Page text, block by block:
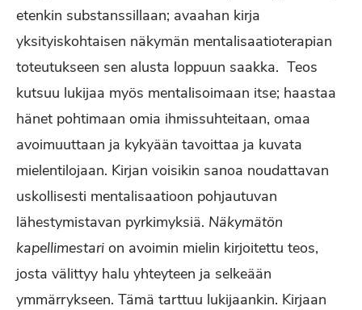
etenkin substanssillaan; avaahan kirja
yksityiskohtaisen näkymän mentalisaatioterapian
toteutukseen sen alusta loppuun saakka. Teos
kutsuu lukijaa myös mentalisoimaan itse; haastaa
hänet pohtimaan omia ihmissuhteitaan, omaa
avoimuuttaan ja kykyään tavoittaa ja kuvata
mielentilojaan. Kirjan voisikin sanoa noudattavan
uskollisesti mentalisaatioon pohjautuvan
lähestymistavan pyrkimyksiä. Näkymätön
kapellimestari on avoimin mielin kirjoitettu teos,
josta välittyy halu yhteyteen ja selkeään
ymmärrykseen. Tämä tarttuu lukijaankin. Kirjaan